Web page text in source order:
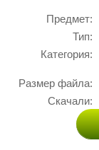
Предмет:
Тип:
Категория:
Размер файла:
Скачали: